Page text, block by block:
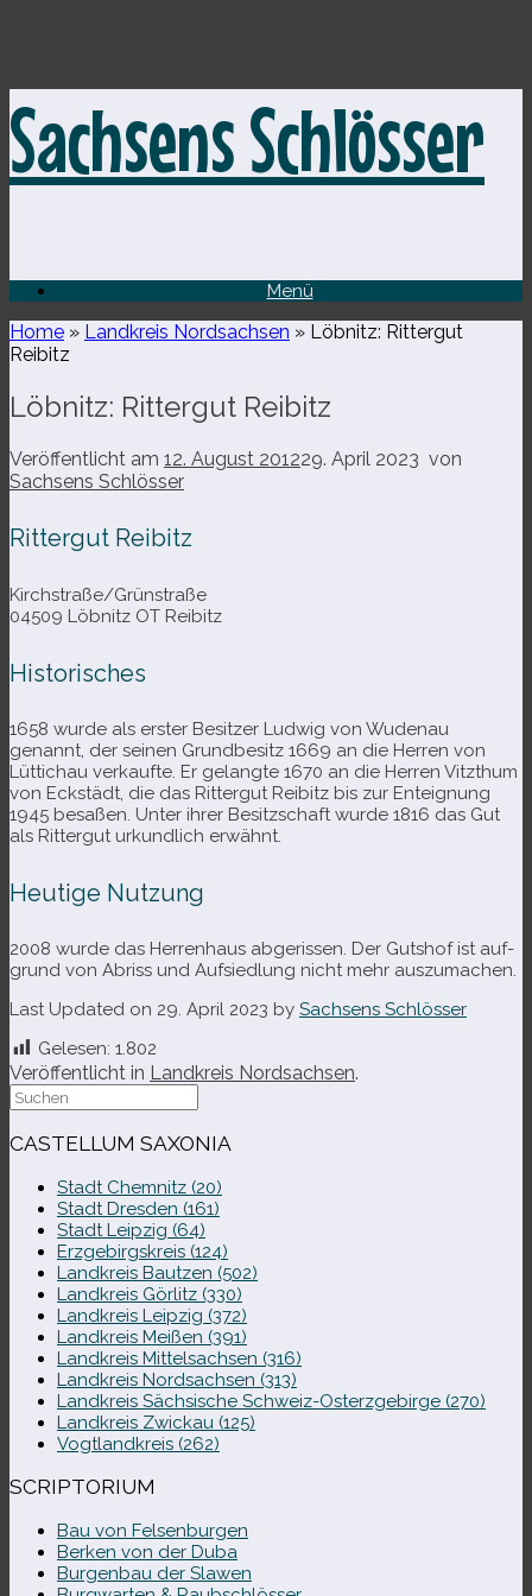
Inhalt
springen
Sachsens Schlösser
Menü
Home » Landkreis Nordsachsen » Löbnitz: Rittergut
Reibitz
Löbnitz: Rittergut Reibitz
Veröffentlicht am 12. August 201229. April 2023 von
Sachsens Schlösser
Rittergut Reibitz
Kirchstraße/​Grünstraße
04509 Löbnitz OT Reibitz
Historisches
1658 wurde als ers­ter Besitzer Ludwig von Wudenau
genannt, der sei­nen Grundbesitz 1669 an die Herren von
Lüttichau ver­kaufte. Er gelangte 1670 an die Herren Vitzthum
von Eckstädt, die das Rittergut Reibitz bis zur Enteignung
1945 besa­ßen. Unter ihrer Besitzschaft wurde 1816 das Gut
als Rittergut urkund­lich erwähnt.
Heutige Nutzung
2008 wurde das Herrenhaus abge­ris­sen. Der Gutshof ist auf­
grund von Abriss und Aufsiedlung nicht mehr auszumachen.
Last Updated on 29. April 2023 by Sachsens Schlösser
Gelesen: 1.802
Veröffentlicht in Landkreis Nordsachsen.
Suche
nach:
CASTELLUM SAXONIA
Stadt Chemnitz (20)
Stadt Dresden (161)
Stadt Leipzig (64)
Erzgebirgskreis (124)
Landkreis Bautzen (502)
Landkreis Görlitz (330)
Landkreis Leipzig (372)
Landkreis Meißen (391)
Landkreis Mittelsachsen (316)
Landkreis Nordsachsen (313)
Landkreis Sächsische Schweiz-​Osterzgebirge (270)
Landkreis Zwickau (125)
Vogtlandkreis (262)
SCRIPTORIUM
Bau von Felsenburgen
Berken von der Duba
Burgenbau der Slawen